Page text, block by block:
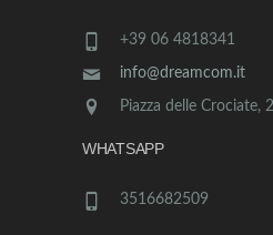
+39 06 4818341
info@dreamcom.it
Piazza delle Crociate,
WHATSAPP
3516682509